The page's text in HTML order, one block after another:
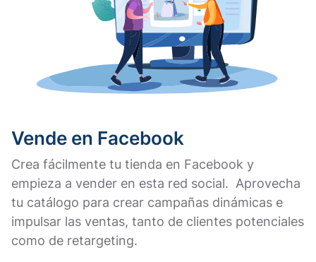
Vende en Facebook
Crea fácilmente tu tienda en Facebook y
empieza a vender en esta red social. Aprovecha
tu catálogo para crear campañas dinámicas e
impulsar las ventas, tanto de clientes potenciales
como de retargeting.